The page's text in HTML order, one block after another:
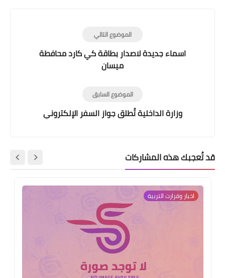
الموضوع التالي
اسماء جديدة لاصدار بطاقة كي كارد محافطة
ميسان
الموضوع السابق
وزارة الداخلية تُطلق جواز السفر الإلكتروني
قد تُعجبك هذه المشاركات
اخبار وقرارت التربية